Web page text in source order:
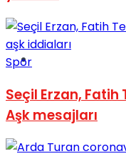
Spor
Seçil Erzan,
Aşk mesajları